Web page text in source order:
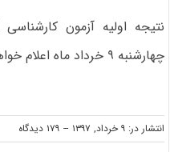
چهارشنبه ۹ خرداد ماه اعلام خواهد شد. به گزارش [...]
انتشار در: ۹ خرداد, ۱۳۹۷ -- ۱۷۹ دیدگاه
on
اعلام